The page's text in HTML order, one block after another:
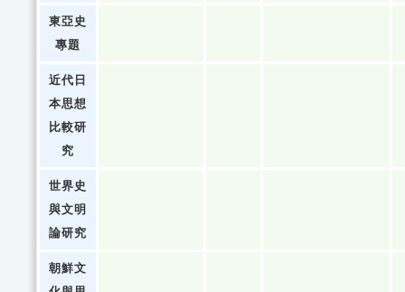
東亞史
專題
近代日
本思想
比較研
究
世界史
與文明
論研究
朝鮮文